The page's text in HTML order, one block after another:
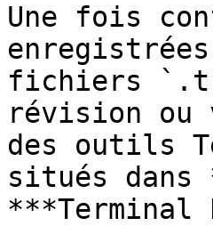
Une fois
fichiers
révision
des outils
situés
***Terminal